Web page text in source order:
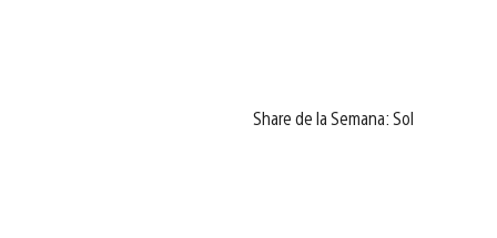
Share de la Semana: Sol